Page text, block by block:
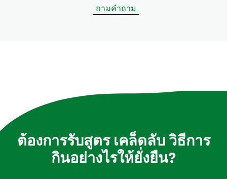
ถามคำถาม
ต้องการรับสูตร เคล็ดลับ วิธีการ
กินอย่างไรให้ยั่งยืน?